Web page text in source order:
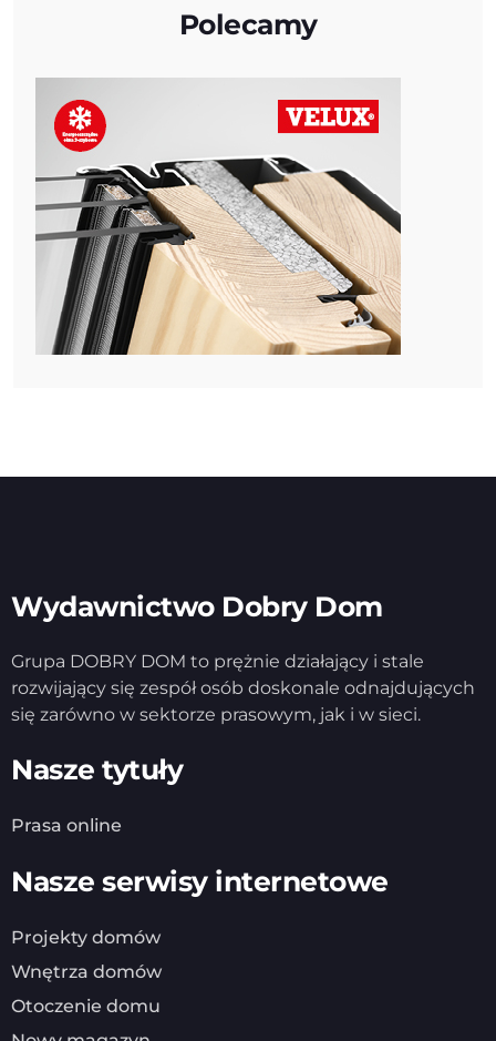
Polecamy
Wydawnictwo Dobry Dom
Grupa DOBRY DOM to prężnie działający i stale
rozwijający się zespół osób doskonale odnajdujących
się zarówno w sektorze prasowym, jak i w sieci.
Nasze tytuły
Prasa online
Nasze serwisy internetowe
Projekty domów
Wnętrza domów
Otoczenie domu